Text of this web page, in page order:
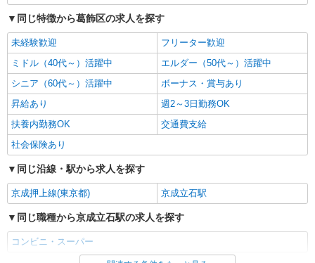
同じ特徴から葛飾区の求人を探す
未経験歓迎
フリーター歓迎
ミドル（40代～）活躍中
エルダー（50代～）活躍中
シニア（60代～）活躍中
ボーナス・賞与あり
昇給あり
週2～3日勤務OK
扶養内勤務OK
交通費支給
社会保険あり
同じ沿線・駅から求人を探す
京成押上線(東京都) 京成立石駅
同じ職種から京成立石駅の求人を探す
コンビニ・スーパー